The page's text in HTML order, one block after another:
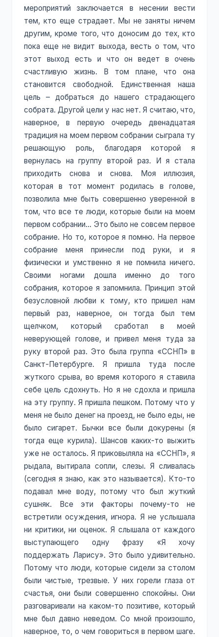
мероприятий заключается в несении вести
тем, кто еще страдает. Мы не заняты ничем
другим, кроме того, что доносим до тех, кто
пока еще не видит выхода, весть о том, что
этот выход есть и что он ведет в очень
счастливую жизнь. В том плане, что она
становится свободной. Единственная наша
цель – добраться до нашего страдающего
собрата. Другой цели у нас нет. Я считаю, что,
наверное, в первую очередь двенадцатая
традиция на моем первом собрании сыграла ту
решающую роль, благодаря которой я
вернулась на группу второй раз. И я стала
приходить снова и снова. Моя иллюзия,
которая в тот момент родилась в голове,
позволила мне быть совершенно уверенной в
том, что все те люди, которые были на моем
первом собрании… Это было не совсем первое
собрание. Но то, которое я помню. На первое
собрание меня принесли под руки, и я
физически и умственно я не помнила ничего.
Своими ногами дошла именно до того
собрания, которое я запомнила. Принцип этой
безусловной любви к тому, кто пришел нам
первый раз, наверное, он тогда был тем
щелчком, который сработал в моей
неверующей голове, и привел меня туда за
руку второй раз. Это была группа «ССНП» в
Санкт-Петербурге. Я пришла туда после
жуткого срыва, во время которого я ставила
себе цель сдохнуть. Но я не сдохла и пришла
на эту группу. Я пришла пешком. Потому что у
меня не было денег на проезд, не было еды, не
было сигарет. Бычки все были докурены (я
тогда еще курила). Шансов каких-то выжить
уже не осталось. Я приковыляла на «ССНП», я
рыдала, вытирала сопли, слезы. Я сливалась
(сегодня я знаю, как это называется). Кто-то
подавал мне воду, потому что был жуткий
сушняк. Все эти факторы почему-то не
встретили осуждения, игнора. Я не услышала
ни критики, ни оценок. Я слышала от каждого
выступающего одну фразу «Я хочу
поддержать Ларису». Это было удивительно.
Потому что люди, которые сидели за столом
были чистые, трезвые. У них горели глаза от
счастья, они были совершенно спокойны. Они
разговаривали на каком-то позитиве, который
мне был давно неведом. Со мной произошло,
наверное, то, о чем говориться в первом шаге.